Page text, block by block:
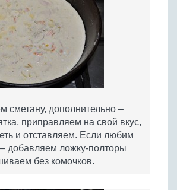
сметану, дополнительно –
приправляем на свой вкус,
и отставляем. Если любим
добавляем ложку-полторы
без комочков.